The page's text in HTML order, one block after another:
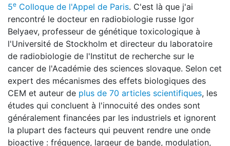
5e Colloque de l'Appel de Paris. C'est là que j'ai
rencontré le docteur en radiobiologie russe Igor
Belyaev, professeur de génétique toxicologique à
l'Université de Stockholm et directeur du laboratoire
de radiobiologie de l'Institut de recherche sur le
cancer de l'Académie des sciences slovaque. Selon cet
expert des mécanismes des effets biologiques des
CEM et auteur de plus de 70 articles scientifiques, les
études qui concluent à l'innocuité des ondes sont
généralement financées par les industriels et ignorent
la plupart des facteurs qui peuvent rendre une onde
bioactive : fréquence, largeur de bande, modulation,